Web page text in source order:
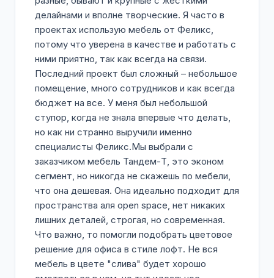
делайнами и вполне творческие. Я часто в
проектах использую мебель от Феликс,
потому что уверена в качестве и работать с
ними приятно, так как всегда на связи.
Последний проект был сложный – небольшое
помещение, много сотрудников и как всегда
бюджет на все. У меня был небольшой
ступор, когда не знала впервые что делать,
но как ни странно выручили именно
специалисты Феликс.Мы выбрали с
заказчиком мебель Тандем-Т, это эконом
сегмент, но никогда не скажешь по мебели,
что она дешевая. Она идеально подходит для
пространства аля open space, нет никаких
лишних деталей, строгая, но современная.
Что важно, то помогли подобрать цветовое
решение для офиса в стиле лофт. Не вся
мебель в цвете "слива" будет хорошо